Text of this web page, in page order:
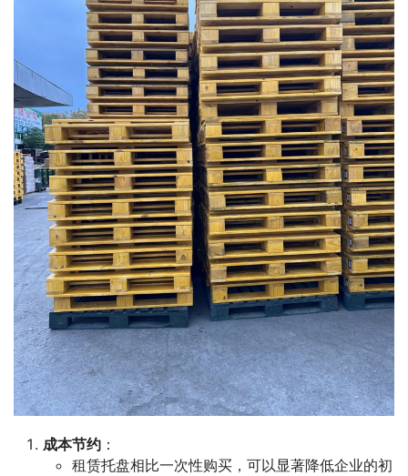
成本节约 ：
租赁托盘相比一次性购买，可以显著降低企业的初